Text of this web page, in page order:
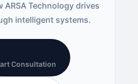
ARSA Technology drives
intelligent systems.
Consultation